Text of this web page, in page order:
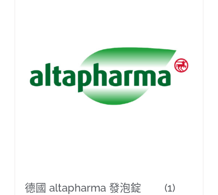
德國 altapharma 發泡錠 (1)